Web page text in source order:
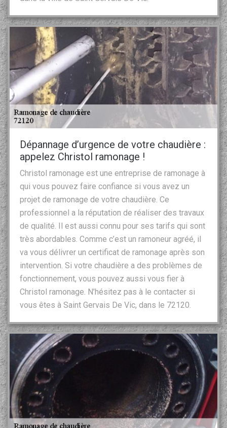
Dépannage d’urgence de votre chaudière :
appelez Christol ramonage !
Christol ramonage est une entreprise de ramonage à
qui vous pouvez faire confiance si vous avez un
projet de ramonage de votre chaudière. Ce
professionnel a la réputation de réaliser des travaux
de qualité. Il est aussi connu pour ses tarifs qui sont
très abordables. Comme c’est un ramoneur agréé, il
va vous délivrer un certificat de ramonage après son
intervention. Si votre chaudière a des problèmes de
fonctionnement, vous pouvez aussi vous fier à
Christol ramonage. N’hésitez pas à le contacter si
vous êtes à Saint Gervais De Vic, dans le 72120.